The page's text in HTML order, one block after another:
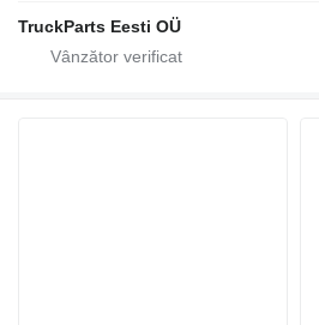
TruckParts Eesti OÜ